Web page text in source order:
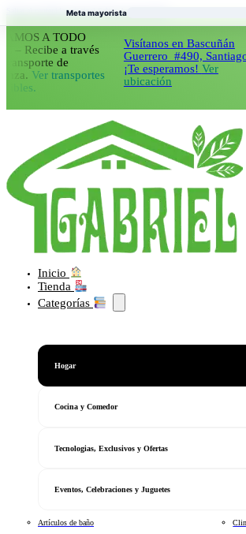
Saltar al contenido principal Saltar al pie de página
A TODO
a través
de
Ver transportes
Visítanos en Bascuñán
Guerrero #490, Santiago.
¡Te esperamos!Ver
ubicación
Inicio
Tienda
Categorías
Hogar
Cocina y Comedor
Tecnologias, Exclusivos y Ofertas
Eventos, Celebraciones y Juguetes
Artículos de baño
Meta mayorista